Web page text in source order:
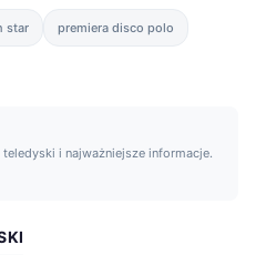
star premiera disco polo
teledyski i najważniejsze informacje.